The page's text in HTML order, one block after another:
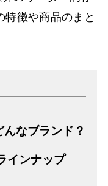
徴や商品のまと
なブランド？
インナップ